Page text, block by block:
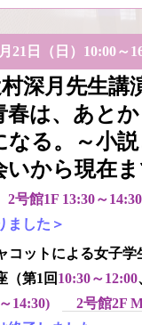
21日（日）10:00～
深月先生講
春は、あと
なる。～小
いから現在
2号館1F 13:30～14:30
ました＞
コットによる女子学
（第1回 10:30～12:00
14:30)
2号館2F